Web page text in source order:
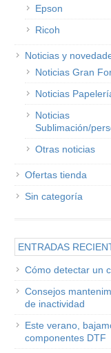
Epson
Ricoh
Noticias y
Noticias Gran
Noticias
Noticias
Sublimación/
Otras noticias
Ofertas tienda
Sin categoría
ENTRADAS
Cómo detectar un
Consejos
de inactividad
Este verano,
componentes DTF